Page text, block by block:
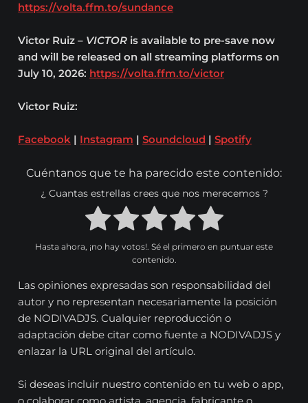
https://volta.ffm.to/sundance
Victor Ruiz – VICTOR is available to pre-save now
and will be released on all streaming platforms on
July 10, 2026: https://volta.ffm.to/victor
Victor Ruiz:
Facebook | Instagram |Soundcloud |Spotify
Cuéntanos que te ha parecido este contenido:
¿ Cuantas estrellas crees que nos merecemos ?
Hasta ahora, ¡no hay votos!. Sé el primero en puntuar este
contenido.
Las opiniones expresadas son responsabilidad del
autor y no representan necesariamente la posición
de NODIVADJS. Cualquier reproducción o
adaptación debe citar como fuente a NODIVADJS y
enlazar la URL original del artículo.
Si deseas incluir nuestro contenido en tu web o app,